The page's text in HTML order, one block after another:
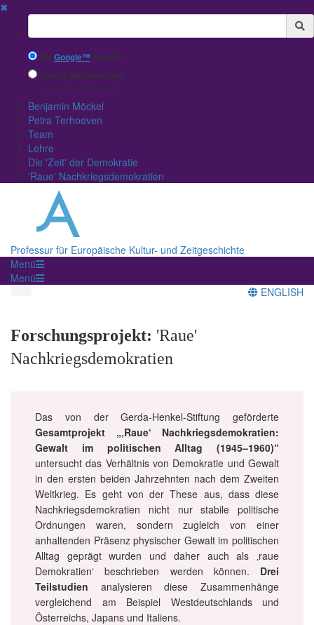
✖
Suchbegriff
MitGoogle™ suchen
Interne Suche nutzen
(eingeschränkte Ergebnisqualität)
Benjamin Möckel
Petra Terhoeven
Team
Lehre
Die 'Zeit' der Demokratie
'Raue' Nachkriegsdemokratien
Professur für Europäische Kultur- und Zeitgeschichte
Menü
Menü
ENGLISH
Forschungsprojekt: 'Raue'
Nachkriegsdemokratien
Das von der Gerda-Henkel-Stiftung geförderte
Gesamtprojekt „‚Raue‘ Nachkriegsdemokratien:
Gewalt im politischen Alltag (1945–1960)“
untersucht das Verhältnis von Demokratie und Gewalt
in den ersten beiden Jahrzehnten nach dem Zweiten
Weltkrieg. Es geht von der These aus, dass diese
Nachkriegsdemokratien nicht nur stabile politische
Ordnungen waren, sondern zugleich von einer
anhaltenden Präsenz physischer Gewalt im politischen
Alltag geprägt wurden und daher auch als ‚raue
Demokratien‘ beschrieben werden können. Drei
Teilstudien analysieren diese Zusammenhänge
vergleichend am Beispiel Westdeutschlands und
Österreichs, Japans und Italiens.